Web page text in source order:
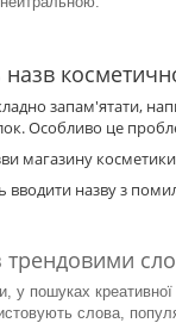
назв
запам'ятати,
Особливо це
магазину
вводити назву з
у пошуках
слова,